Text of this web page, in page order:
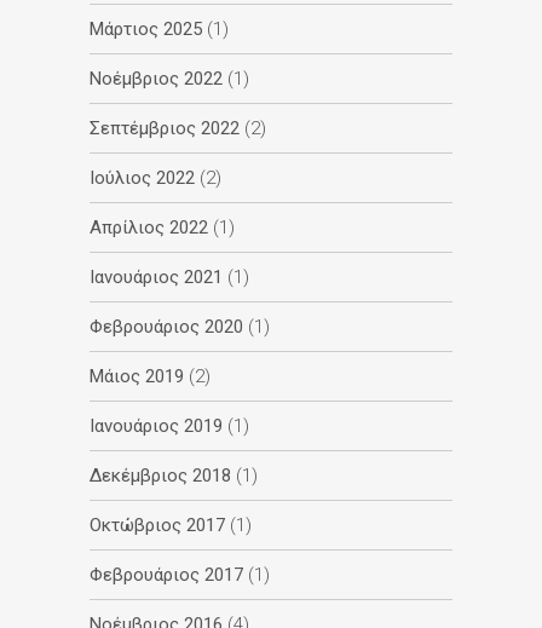
Μάρτιος 2025 (1)
Νοέμβριος 2022 (1)
Σεπτέμβριος 2022 (2)
Ιούλιος 2022 (2)
Απρίλιος 2022 (1)
Ιανουάριος 2021 (1)
Φεβρουάριος 2020 (1)
Μάιος 2019 (2)
Ιανουάριος 2019 (1)
Δεκέμβριος 2018 (1)
Οκτώβριος 2017 (1)
Φεβρουάριος 2017 (1)